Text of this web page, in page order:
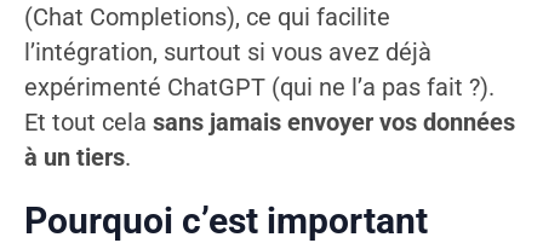
(Chat Completions), ce qui facilite
l’intégration, surtout si vous avez déjà
expérimenté ChatGPT (qui ne l’a pas fait ?).
Et tout cela sans jamais envoyer vos données
à un tiers.
Pourquoi c’est important